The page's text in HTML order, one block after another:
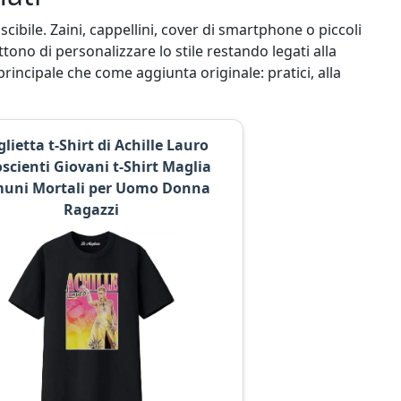
Zaini, cappellini, cover di smartphone o piccoli
di personalizzare lo stile restando legati alla
che come aggiunta originale: pratici, alla
t-Shirt di Achille Lauro
Giovani t-Shirt Maglia
Mortali per Uomo Donna
Ragazzi